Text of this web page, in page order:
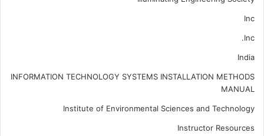
Inc
Inc.
India
INFORMATION TECHNOLOGY SYSTEMS INSTALLATION METHODS
MANUAL
Institute of Environmental Sciences and Technology
Instructor Resources